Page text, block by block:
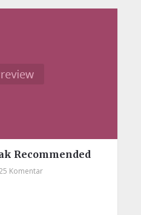
Recommended
Komentar